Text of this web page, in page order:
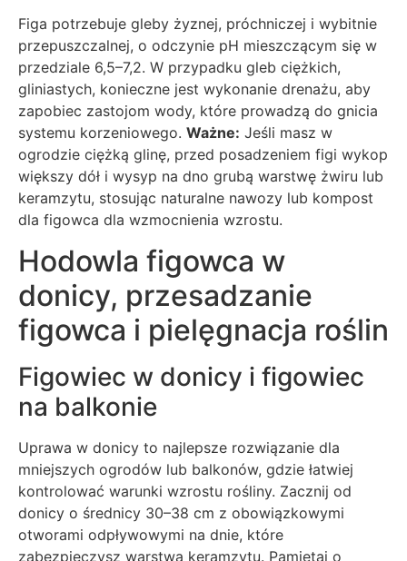
Figa potrzebuje gleby żyznej, próchniczej i wybitnie
przepuszczalnej, o odczynie pH mieszczącym się w
przedziale 6,5–7,2. W przypadku gleb ciężkich,
gliniastych, konieczne jest wykonanie drenażu, aby
zapobiec zastojom wody, które prowadzą do gnicia
systemu korzeniowego. Ważne: Jeśli masz w
ogrodzie ciężką glinę, przed posadzeniem figi wykop
większy dół i wysyp na dno grubą warstwę żwiru lub
keramzytu, stosując naturalne nawozy lub kompost
dla figowca dla wzmocnienia wzrostu.
Hodowla figowca w
donicy, przesadzanie
figowca i pielęgnacja roślin
Figowiec w donicy i figowiec
na balkonie
Uprawa w donicy to najlepsze rozwiązanie dla
mniejszych ogrodów lub balkonów, gdzie łatwiej
kontrolować warunki wzrostu rośliny. Zacznij od
donicy o średnicy 30–38 cm z obowiązkowymi
otworami odpływowymi na dnie, które
zabezpieczysz warstwą keramzytu. Pamiętaj o